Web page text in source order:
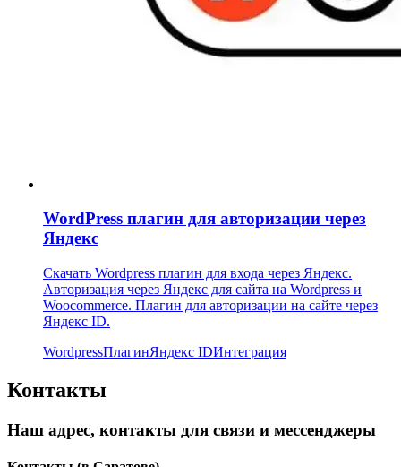
WordPress плагин для авторизации через
Яндекс
Скачать Wordpress плагин для входа через Яндекс.
Авторизация через Яндекс для сайта на Wordpress и
Woocommerce. Плагин для авторизации на сайте через
Яндекс ID.
WordpressПлагинЯндекс IDИнтеграция
Контакты
Наш адрес, контакты для связи и мессенджеры